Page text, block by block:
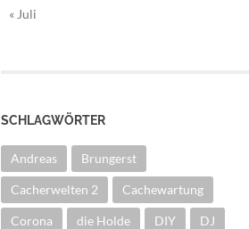
« Juli
SCHLAGWÖRTER
Andreas Brungerst
Cacherwelten 2 Cachewartung
Corona die Holde DIY DJ